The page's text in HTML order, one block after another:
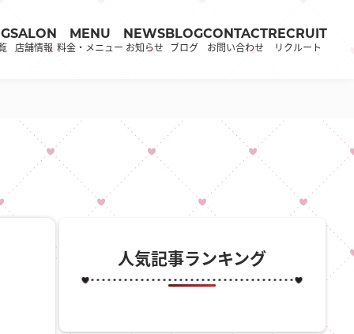
SALON
店舗情報
MENU
料金・メニュー
NEWS
お知らせ
BLOG
ブログ
CONTACT
お問い合わせ
RECRUIT
リクルート
人気記事ランキング